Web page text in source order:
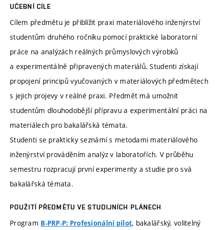
UČEBNÍ CÍLE
Cílem předmětu je přiblížit praxi materiálového inženýrství
studentům druhého ročníku pomocí praktické laboratorní
práce na analýzách reálných průmyslových výrobků
a experimentálně připravených materiálů. Studenti získají
propojení principů vyučovaných v materiálových předmětech
s jejich projevy v reálné praxi. Předmět má umožnit
studentům dlouhodobější přípravu a experimentální práci na
materiálech pro bakalářská témata.
Studenti se prakticky seznámí s metodami materiálového
inženýrství prováděním analýz v laboratořích. V průběhu
semestru rozpracují první experimenty a studie pro svá
bakalářská témata.
POUŽITÍ PŘEDMĚTU VE STUDIJNÍCH PLÁNECH
Program B-PRP-P: Profesionální pilot, bakalářský, volitelný